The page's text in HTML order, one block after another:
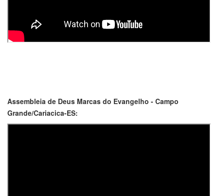
Assembleia de Deus Marcas do Evangelho - Campo
Grande/Cariacica-ES: